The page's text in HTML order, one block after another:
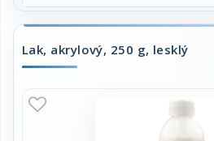
Lak, akrylový, 250 g, lesklý